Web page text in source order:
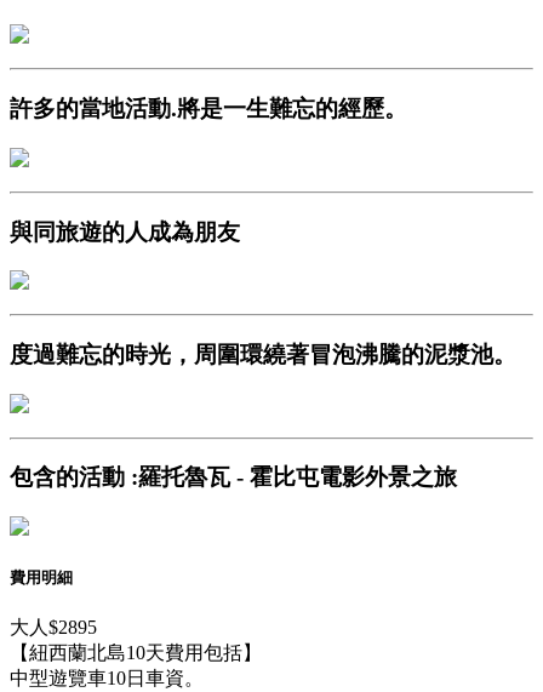
許多的當地活動.將是一生難忘的經歷。
與同旅遊的人成為朋友
度過難忘的時光，周圍環繞著冒泡沸騰的泥漿池。
包含的活動 :羅托魯瓦 - 霍比屯電影外景之旅
費用明細
大人$2895
【紐西蘭北島10天費用包括】
​中型遊覽車10日車資。